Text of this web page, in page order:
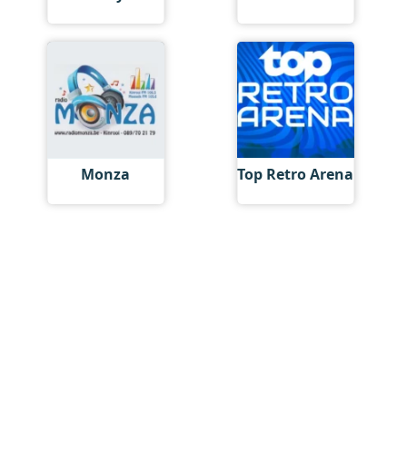
Monza Top Retro Arena